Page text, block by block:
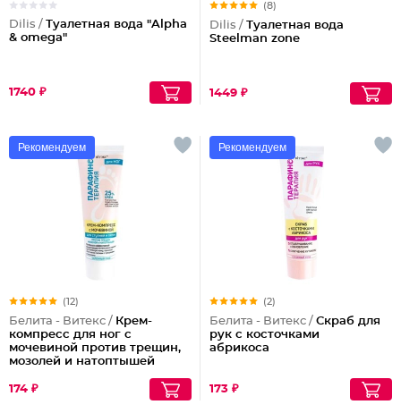
Dilis / Туалетная вода "Alpha
& omega"
1740 ₽
(8)
Dilis / Туалетная вода
Steelman zone
1449 ₽
Рекомендуем
(12)
Белита - Витекс / Крем-
компресс для ног с
мочевиной против трещин,
мозолей и натоптышей
174 ₽
Рекомендуем
(2)
Белита - Витекс / Скраб для
рук с косточками
абрикоса
173 ₽